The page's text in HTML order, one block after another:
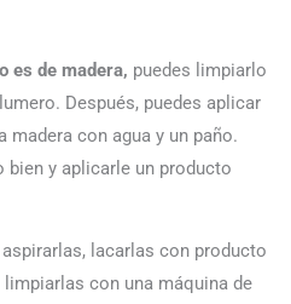
es de madera, puedes limpiarlo
Después, puedes aplicar
madera con agua y un paño.
bien y aplicarle un producto
aspirarlas, lacarlas con producto
con una máquina de